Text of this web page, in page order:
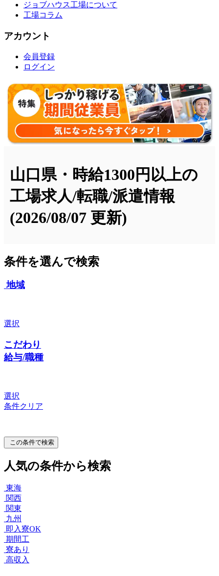
ジョブハウス工場について
工場コラム
アカウント
会員登録
ログイン
山口県・時給1300円以上の
工場求人/転職/派遣情報
(2026/08/07 更新)
条件を選んで検索
地域
選択
こだわり
給与/職種
選択
条件クリア
この条件で検索
人気の条件から検索
東海
関西
関東
九州
即入寮OK
期間工
寮あり
高収入